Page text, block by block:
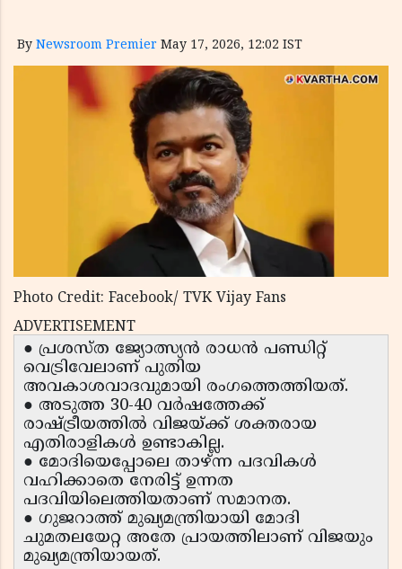
By Newsroom Premier May 17, 2026, 12:02 IST
Photo Credit: Facebook/ TVK Vijay Fans
ADVERTISEMENT
● പ്രശസ്ത ജ്യോത്സ്യൻ രാധൻ പണ്ഡിറ്റ്
വെട്രിവേലാണ് പുതിയ
അവകാശവാദവുമായി രംഗത്തെത്തിയത്.
● അടുത്ത 30-40 വർഷത്തേക്ക്
രാഷ്ട്രീയത്തിൽ വിജയ്ക്ക് ശക്തരായ
എതിരാളികൾ ഉണ്ടാകില്ല.
● മോദിയെപ്പോലെ താഴ്ന്ന പദവികൾ
വഹിക്കാതെ നേരിട്ട് ഉന്നത
പദവിയിലെത്തിയതാണ് സമാനത.
● ഗുജറാത്ത് മുഖ്യമന്ത്രിയായി മോദി
ചുമതലയേറ്റ അതേ പ്രായത്തിലാണ് വിജയും
മുഖ്യമന്ത്രിയായത്.